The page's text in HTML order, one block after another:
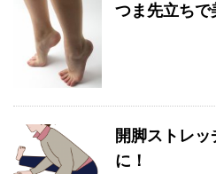
つま先立ちで
開脚ストレ
に！